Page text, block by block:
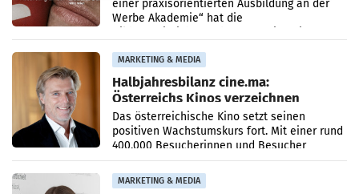
einer praxisorientierten Ausbildung an der
Werbe Akademie“ hat die
MARKETING & MEDIA
Halbjahresbilanz cine.ma:
Österreichs Kinos verzeichnen
400.000 Besucher mehr
Das österreichische Kino setzt seinen
positiven Wachstumskurs fort. Mit einer rund
400.000 Besucherinnen und Besucher
höheren Nettoreichweite im ersten Halbjahr
2026 gegenüber dem
MARKETING & MEDIA